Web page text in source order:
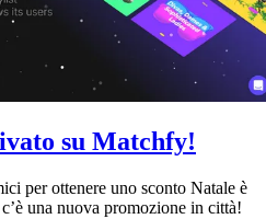
su Matchfy!
per ottenere uno sconto Natale è
una nuova promozione in città!